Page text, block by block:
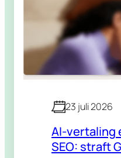
23 juli 2026
AI-vertaling
SEO: straft